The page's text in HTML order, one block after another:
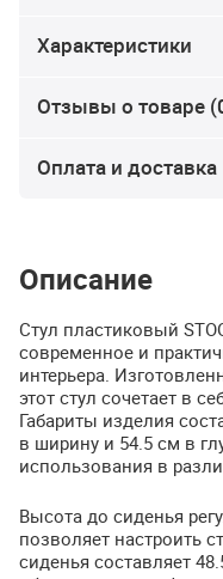
Характеристики
Отзывы о товаре
Оплата и доставка
Описание
Стул пластиковый
современное и
интерьера.
этот стул сочетает в
Габариты изделия
в ширину и 54.5 см в
использования в
Высота до сиденья
позволяет настроить
сиденья составляет